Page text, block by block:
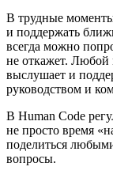
В трудные
и поддержать
всегда можно
не откажет. Любой
выслушает и
руководством и
В Human Code
не просто время
поделиться
вопросы.